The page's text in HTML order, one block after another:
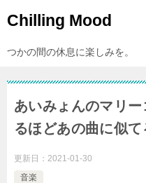
Chilling Mood
つかの間の休息に楽しみを。
あいみょんのマリ
るほどあの曲に似て
更新日： 2021-01-30
音楽